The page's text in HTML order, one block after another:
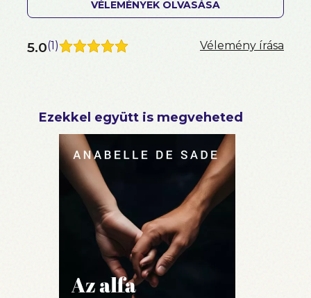
VÉLEMÉNYEK OLVASÁSA
5.0(1) Vélemény írása
Ezekkel együtt is megveheted